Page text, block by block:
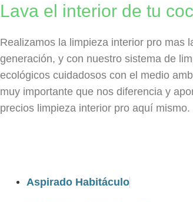
Lava el interior de tu
Realizamos la limpieza interior pro mas
generación, y con nuestro sistema de
ecológicos cuidadosos con el medio
muy importante que nos diferencia y
precios limpieza interior pro aquí mismo.
Aspirado Habitáculo